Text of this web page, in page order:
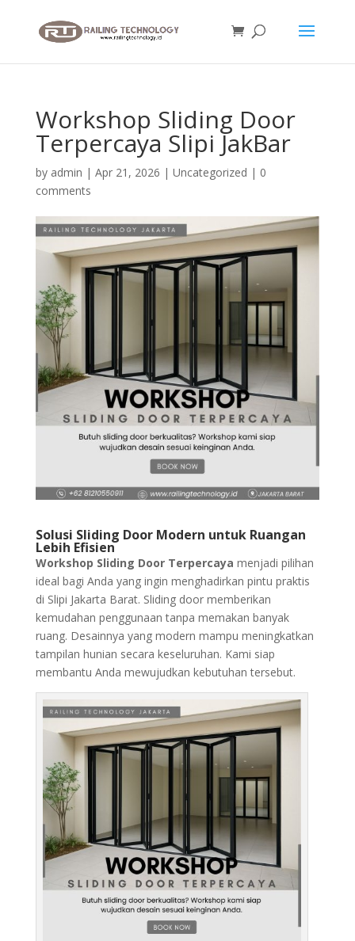
Workshop Sliding Door
Terpercaya Slipi JakBar
by admin | Apr 21, 2026 | Uncategorized | 0
comments
Solusi Sliding Door Modern untuk Ruangan
Lebih Efisien
Workshop Sliding Door Terpercaya menjadi pilihan
ideal bagi Anda yang ingin menghadirkan pintu praktis
di Slipi Jakarta Barat. Sliding door memberikan
kemudahan penggunaan tanpa memakan banyak
ruang. Desainnya yang modern mampu meningkatkan
tampilan hunian secara keseluruhan. Kami siap
membantu Anda mewujudkan kebutuhan tersebut.